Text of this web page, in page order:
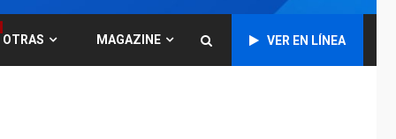
OTRAS MAGAZINE VER EN LÍNEA
TITULARES
ÚLTIMA HORA